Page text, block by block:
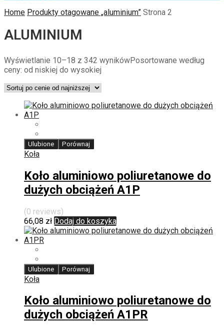
Home Produkty otagowane „aluminium” Strona 2
ALUMINIUM
Wyświetlanie 10–18 z 342 wynikówPosortowane według
ceny: od niskiej do wysokiej
Ulubione Porównaj
Koła
Koło aluminiowo poliuretanowe do
dużych obciążeń A1P
(0 reviews)
66,08 zł Dodaj do koszyka
Ulubione Porównaj
Koła
Koło aluminiowo poliuretanowe do
dużych obciążeń A1PR